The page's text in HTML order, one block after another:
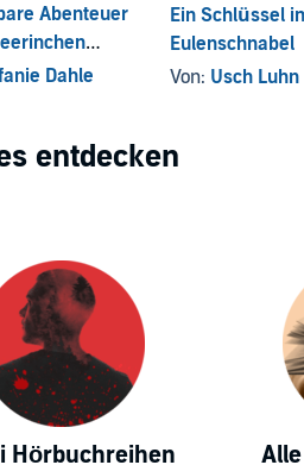
Abenteuer
Dahle
Ein Schlüssel
Eulenschnabel
Von: Usch Luhn
entdecken
Hörbuchreihen